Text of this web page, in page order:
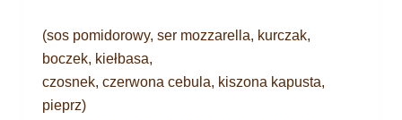
(sos pomidorowy, ser mozzarella, kurczak,
boczek, kiełbasa,
czosnek, czerwona cebula, kiszona kapusta,
pieprz)